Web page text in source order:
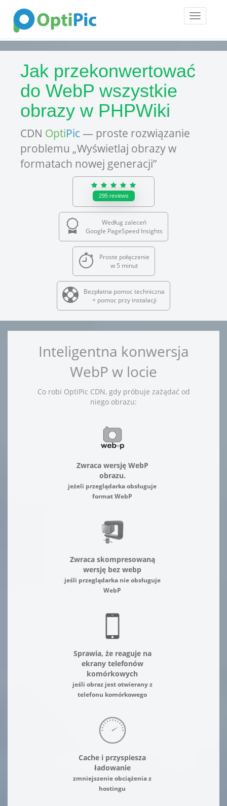
Toggle
Jak przekonwertować
do WebP wszystkie
obrazy w PHPWiki
CDN OptiPic — proste rozwiązanie
problemu „Wyświetlaj obrazy w
formatach nowej generacji”
295 reviews
Według zaleceń
Google PageSpeed Insights
Proste połączenie
w 5 minut
Bezpłatna pomoc techniczna
+ pomoc przy instalacji
Inteligentna konwersja
WebP w locie
Co robi OptiPic CDN, gdy próbuje zażądać od
niego obrazu:
Zwraca wersję WebP
obrazu.
jeżeli przeglądarka obsługuje
format WebP
Zwraca skompresowaną
wersję bez webp
jeśli przeglądarka nie obsługuje
WebP
Sprawia, że reaguje na
ekrany telefonów
komórkowych
jeśli obraz jest otwierany z
telefonu komórkowego
Cache i przyspiesza
ładowanie
zmniejszenie obciążenia z
hostingu